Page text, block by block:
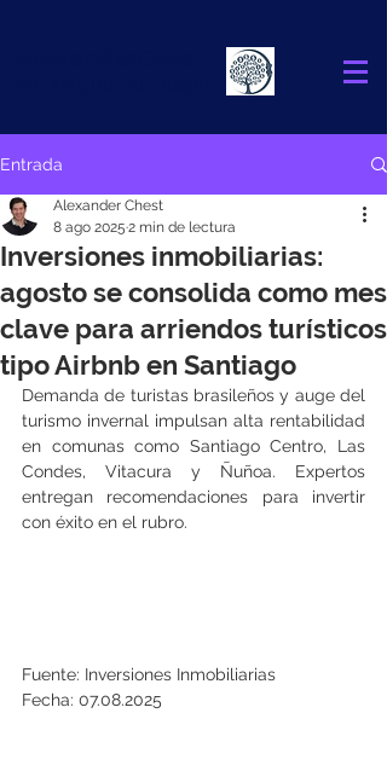
Entrada
Inversiones inmobiliarias:
agosto se consolida como mes
clave para arriendos turísticos
tipo Airbnb en Santiago
Alexander Chest
8 ago 2025 2 min de lectura
Demanda de turistas brasileños y auge del
turismo invernal impulsan alta rentabilidad
en comunas como Santiago Centro, Las
Condes, Vitacura y Ñuñoa. Expertos
entregan recomendaciones para invertir
con éxito en el rubro.
Fuente: Inversiones Inmobiliarias
Fecha: 07.08.2025